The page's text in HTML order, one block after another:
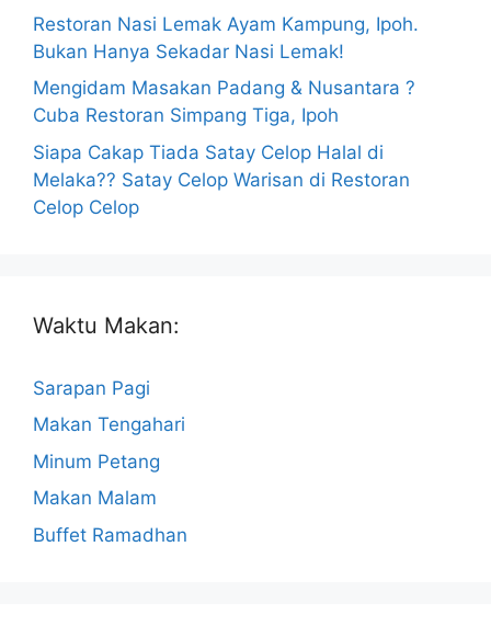
Restoran Nasi Lemak Ayam Kampung, Ipoh.
Bukan Hanya Sekadar Nasi Lemak!
Mengidam Masakan Padang & Nusantara ?
Cuba Restoran Simpang Tiga, Ipoh
Siapa Cakap Tiada Satay Celop Halal di
Melaka?? Satay Celop Warisan di Restoran
Celop Celop
Waktu Makan:
Sarapan Pagi
Makan Tengahari
Minum Petang
Makan Malam
Buffet Ramadhan